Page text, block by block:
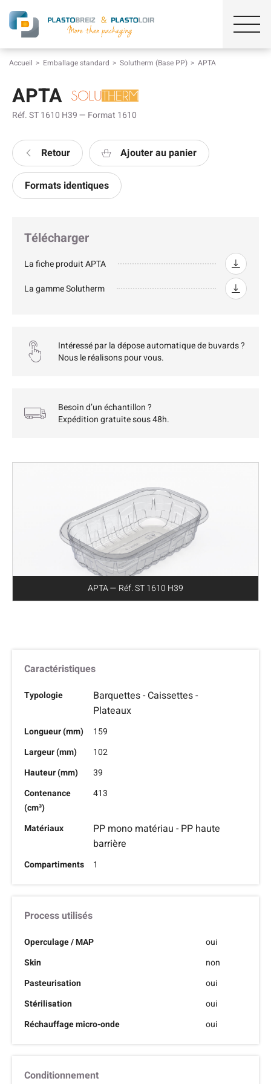
Accueil Emballage standard Solutherm (Base PP) APTA
APTA — Réf. ST 1610 H39
APTA
Réf. ST 1610 H39 — Format 1610
Retour Ajouter au panier
Formats identiques
Télécharger
La fiche produit APTA
La gamme Solutherm
Intéressé par la dépose automatique de buvards ?
Nous le réalisons pour vous.
Besoin d’un échantillon ?
Expédition gratuite sous 48h.
Caractéristiques
Typologie
Barquettes - Caissettes -
Plateaux
Longueur (mm)
159
Largeur (mm)
102
Hauteur (mm)
39
Contenance
(cm³)
413
Matériaux
PP mono matériau - PP haute
barrière
Compartiments 1
Process utilisés
Operculage / MAP
oui
Skin
non
Pasteurisation
oui
Stérilisation
oui
Réchauffage micro-onde
oui
Conditionnement